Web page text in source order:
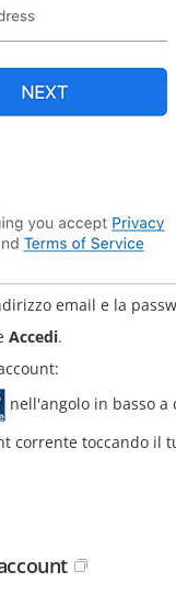
email e la
Accedi.
nell'angolo in basso a
corrente toccando il